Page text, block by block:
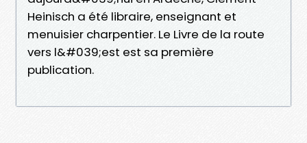
Heinisch a été libraire, enseignant et
menuisier charpentier. Le Livre de la route
vers l&#039;est est sa première
publication.